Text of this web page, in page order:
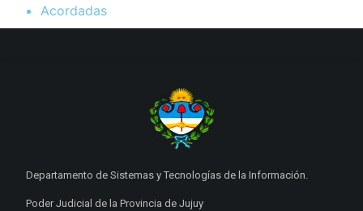
Acordadas
Departamento de Sistemas y Tecnologías de la Información.
Poder Judicial de la Provincia de Jujuy